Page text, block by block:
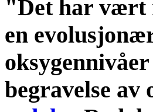
"Det har vært
en
begravelse